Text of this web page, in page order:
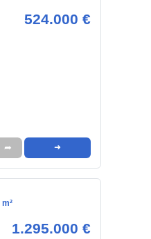
524.000 €
➦ ➜
1.295.000 €